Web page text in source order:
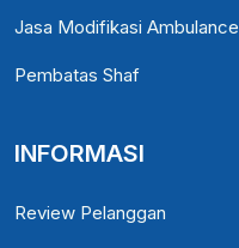
Jasa Modifikasi Ambulance
Pembatas Shaf
INFORMASI
Review Pelanggan